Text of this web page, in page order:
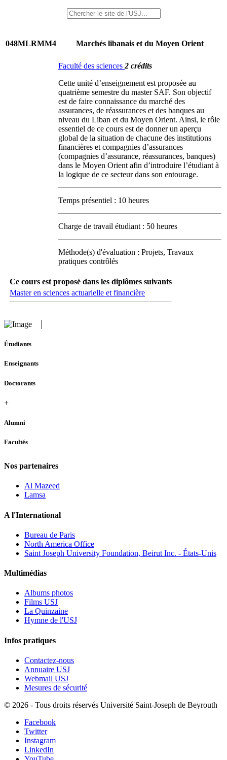
048MLRMM4 Marchés libanais et du Moyen Orient
Faculté des sciences 2 crédits
Cette unité d’enseignement est proposée au
quatrième semestre du master SAF. Son objectif
est de faire connaissance du marché des
assurances, de réassurances et des banques au
niveau du Liban et du Moyen Orient. Ainsi, le rôle
essentiel de ce cours est de donner un aperçu
global de la situation de chacune des institutions
financières et compagnies d’assurances
(compagnies d’assurance, réassurances, banques)
dans le Moyen Orient afin d’introduire l’étudiant à
la logique de ce secteur dans son entourage.
Temps présentiel : 10 heures
Charge de travail étudiant : 50 heures
Méthode(s) d'évaluation : Projets, Travaux
pratiques contrôlés
Ce cours est proposé dans les diplômes suivants
Master en sciences actuarielle et financière
Étudiants
Enseignants
Doctorants
+
Alumni
Facultés
Nos partenaires
Al Mazeed
Lamsa
A l'International
Bureau de Paris
North America Office
Saint Joseph University Foundation, Beirut Inc. - États-Unis
Multimédias
Albums photos
Films USJ
La Quinzaine
Hymne de l'USJ
Infos pratiques
Contactez-nous
Annuaire USJ
Webmail USJ
Mesures de sécurité
© 2026 - Tous droits réservés Université Saint-Joseph de Beyrouth
Facebook
Twitter
Instagram
LinkedIn